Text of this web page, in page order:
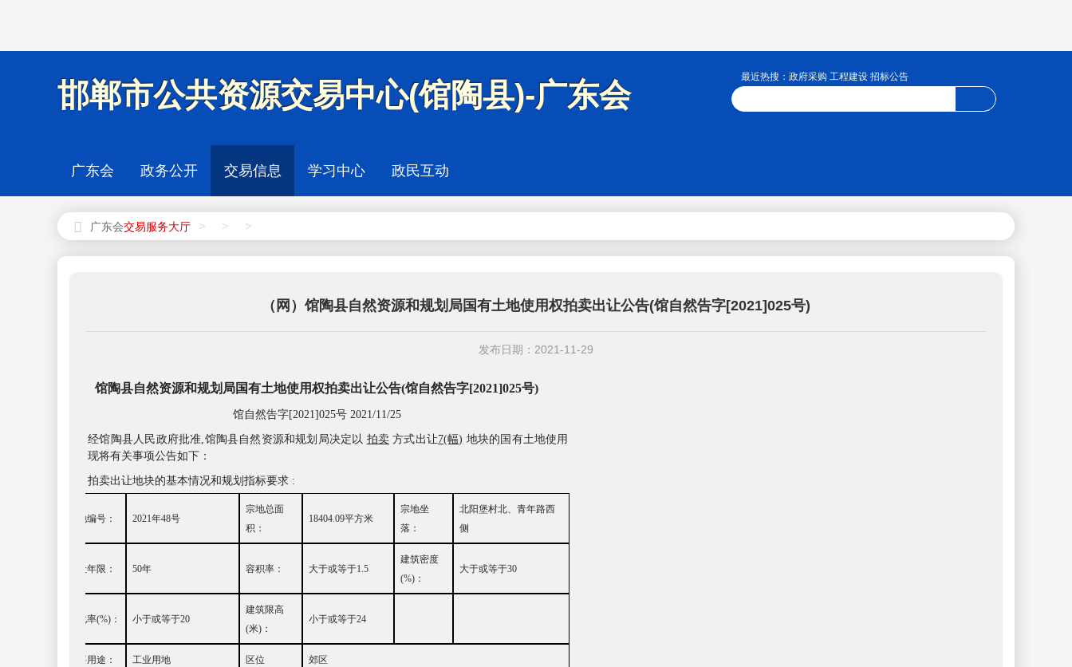
邯郸市公共资源交易中心(馆陶县)-广东会
最近热搜：政府采购 工程建设 招标公告
广东会 政务公开 交易信息 学习中心 政民互动
广东会 > > >
（网）馆陶县自然资源和规划局国有土地使用权拍卖出让公告(馆自然告字[2021]025号)
发布日期：2021-11-29
馆陶县自然资源和规划局国有土地使用权拍卖出让公告(馆自然告字[2021]025号)
馆自然告字[2021]025号 2021/11/25
经馆陶县人民政府批准,馆陶县自然资源和规划局决定以 拍卖 方式出让7(幅) 地块的国有土地使用
权。现将有关事项公告如下：
一、拍卖出让地块的基本情况和规划指标要求 :
宗地编号： 2021年48号
宗地总面
积：
18404.09平方米
宗地坐
落：
北阳堡村北、青年路西
侧
出让年限： 50年 容积率： 大于或等于1.5
建筑密度
(%)：
大于或等于30
绿化率(%)： 小于或等于20
建筑限高
(米)：
小于或等于24
主要用途： 工业用地 区位 郊区